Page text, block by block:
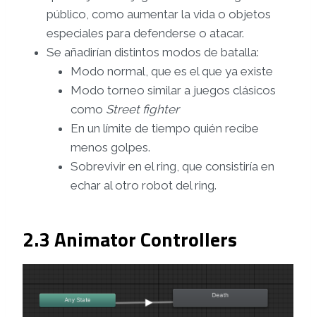
público, como aumentar la vida o objetos
especiales para defenderse o atacar.
Se añadirían distintos modos de batalla:
Modo normal, que es el que ya existe
Modo torneo similar a juegos clásicos
como Street fighter
En un límite de tiempo quién recibe
menos golpes.
Sobrevivir en el ring, que consistiría en
echar al otro robot del ring.
2.3 Animator Controllers